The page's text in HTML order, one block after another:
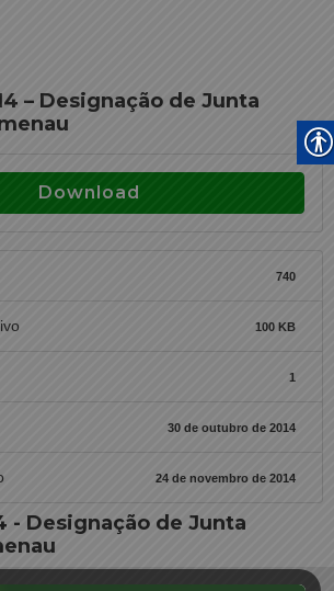
– Designação de Junta
Download
740
100 KB
1
30 de outubro de 2014
24 de novembro de 2014
- Designação de Junta